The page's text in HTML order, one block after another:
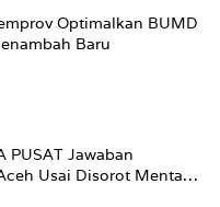
Optimalkan BUMD
Baru
PUSAT Jawaban
Usai Disorot Mentan